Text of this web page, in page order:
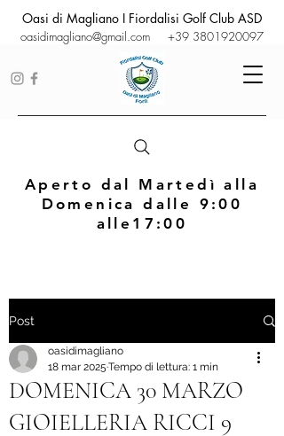
oasidimagliano@gmail.com +39 3801920097
Oasi di Magliano I Fiordalisi Golf Club ASD
Aperto dal Martedì alla
Domenica dalle 9:00
alle17:00
Post
DOMENICA 30 MARZO
GIOIELLERIA RICCI 9
oasidimagliano
18 mar 2025 Tempo di lettura: 1 min